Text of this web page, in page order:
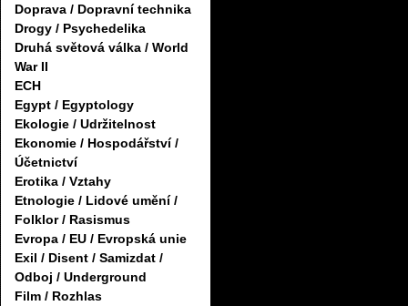
Doprava / Dopravní technika
Drogy / Psychedelika
Druhá světová válka / World
War II
ECH
Egypt / Egyptology
Ekologie / Udržitelnost
Ekonomie / Hospodářství /
Účetnictví
Erotika / Vztahy
Etnologie / Lidové umění /
Folklor / Rasismus
Evropa / EU / Evropská unie
Exil / Disent / Samizdat /
Odboj / Underground
Film / Rozhlas